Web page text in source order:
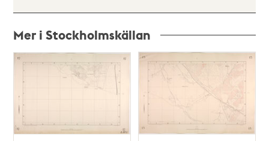
Mer i Stockholmskällan
Relaterade
poster